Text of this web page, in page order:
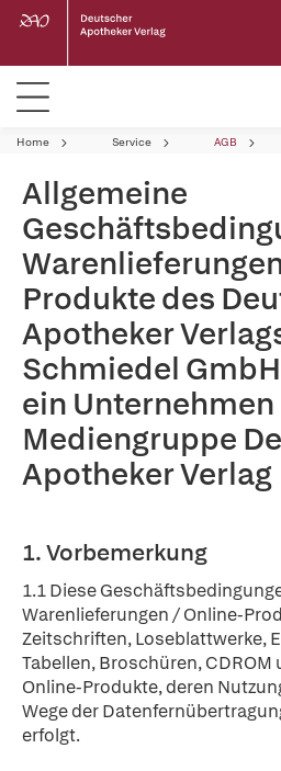
Home Service AGB
Allgemeine
Produkte des
Apotheker
Schmiedel
ein
Mediengruppe
Apotheker Verlag
1. Vorbemerkung
1.1 Diese
Warenlieferungen / Online-
Zeitschriften, Loseblattwerke,
Tabellen, Broschüren, CDROM
Online-Produkte, deren
Wege der
erfolgt.